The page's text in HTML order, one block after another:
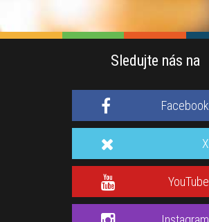
Sledujte nás na
Facebook
X
YouTube